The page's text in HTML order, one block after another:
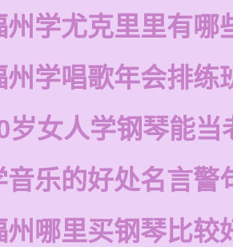
州学尤克里里有哪
州学唱歌年会排练
岁女人学钢琴能当
音乐的好处名言警
州哪里买钢琴比较